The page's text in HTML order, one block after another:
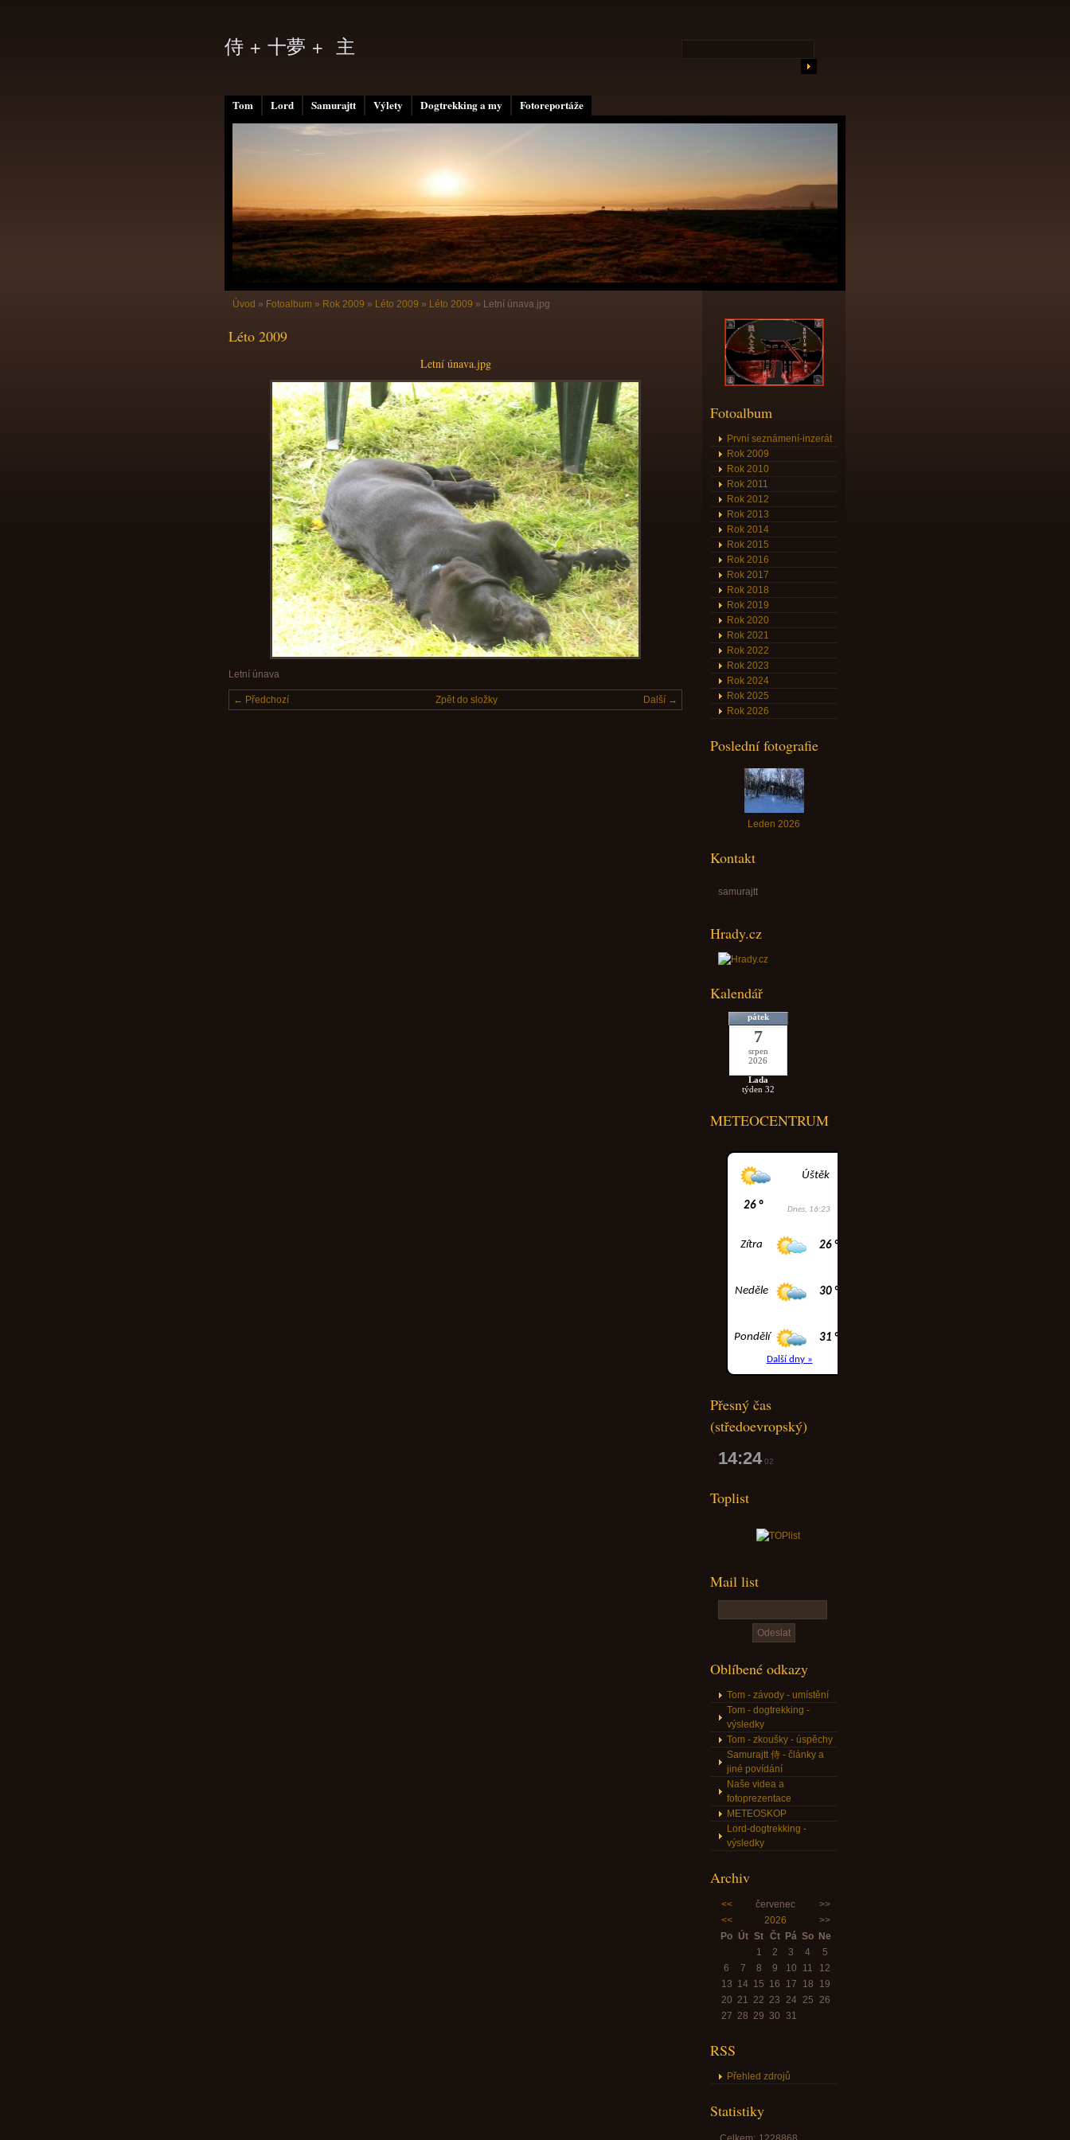
Tom Lord Samurajtt Výlety Dogtrekking a my Fotoreportáže
侍 + 十夢 + 主
Úvod » Fotoalbum » Rok 2009 » Léto 2009 » Léto 2009 » Letní únava.jpg
Léto 2009
Letní únava.jpg
Letní únava
← Předchozí Další →
Zpět do složky
Fotoalbum
První seznámení-inzerát
Rok 2009
Rok 2010
Rok 2011
Rok 2012
Rok 2013
Rok 2014
Rok 2015
Rok 2016
Rok 2017
Rok 2018
Rok 2019
Rok 2020
Rok 2021
Rok 2022
Rok 2023
Rok 2024
Rok 2025
Rok 2026
Poslední fotografie
Leden 2026
Kontakt
samurajtt
Hrady.cz
Kalendář
pátek
7
srpen
2026
Lada
týden 32
METEOCENTRUM
Přesný čas
(středoevropský)
14:24 03
Toplist
Mail list
Oblíbené odkazy
Tom - závody - umístění
Tom - dogtrekking -
výsledky
Tom - zkoušky - úspěchy
Samurajtt 侍 - články a
jiné povídání
Naše videa a
fotoprezentace
METEOSKOP
Lord-dogtrekking -
výsledky
Archiv
<< červenec
>>
<<
2026
>>
Po Út St Čt Pá So Ne
1
2 3 4
5
6
7 8 9 10 11
12
13 14 15 16 17 18
19
20 21 22 23 24 25
26
27 28 29 30 31
RSS
Přehled zdrojů
Statistiky